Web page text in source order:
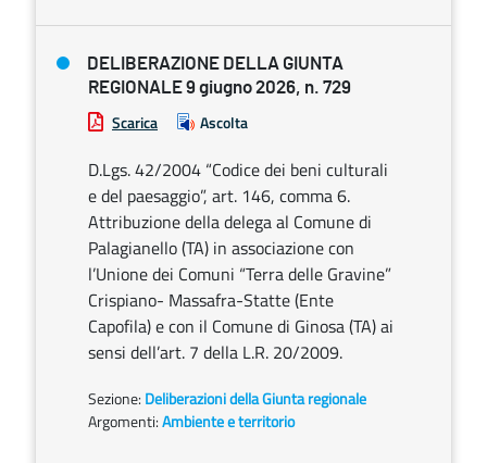
DELIBERAZIONE DELLA GIUNTA
REGIONALE 9 giugno 2026, n. 729
Scarica Ascolta
D.Lgs. 42/2004 “Codice dei beni culturali
e del paesaggio”, art. 146, comma 6.
Attribuzione della delega al Comune di
Palagianello (TA) in associazione con
l’Unione dei Comuni “Terra delle Gravine”
Crispiano- Massafra-Statte (Ente
Capofila) e con il Comune di Ginosa (TA) ai
sensi dell’art. 7 della L.R. 20/2009.
Sezione: Deliberazioni della Giunta regionale
Argomenti:Ambiente e territorio